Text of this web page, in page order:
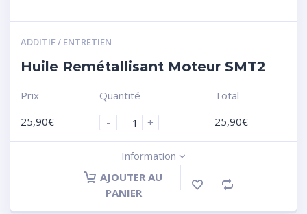
ADDITIF / ENTRETIEN
Huile Remétallisant Moteur SMT2
Prix
25,90€
Quantité
-
+
Total
25,90€
Information
AJOUTER AU
PANIER